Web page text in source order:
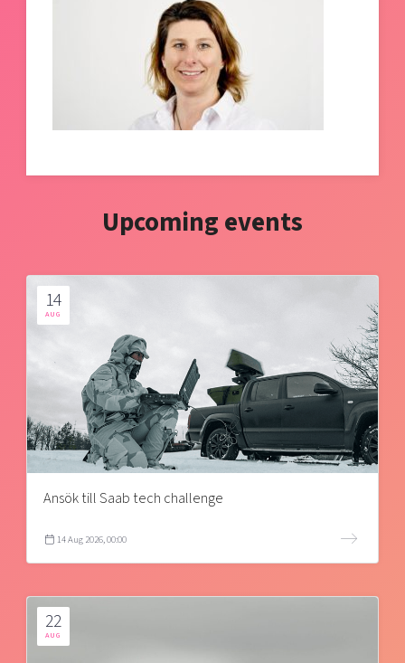
Upcoming events
14
AUG
Ansök till Saab tech challenge
14 Aug 2026, 00:00
22
AUG